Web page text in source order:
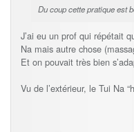
Du coup cette pratique est
J’ai eu un prof qui répétait
Na mais autre chose
Et on pouvait très bien
Vu de l’extérieur, le Tui Na